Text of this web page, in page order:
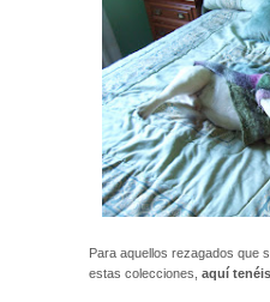
Para aquellos rezagados que
estas colecciones, aquí